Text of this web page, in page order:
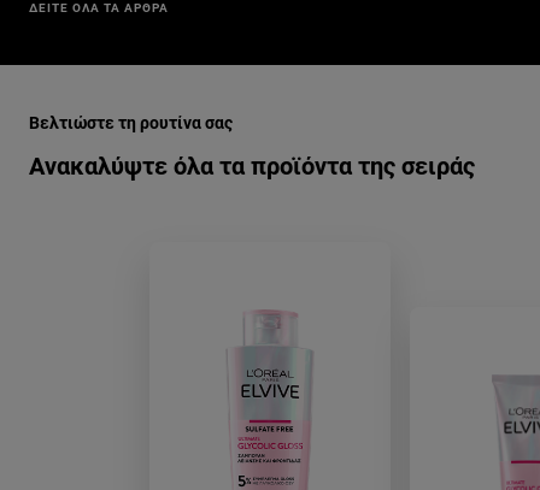
ΔΕΙΤΕ ΟΛΑ ΤΑ ΑΡΘΡΑ
Ανακαλύψτε όλα τα προϊόντα της σειράς
Βελτιώστε τη ρουτίνα σας